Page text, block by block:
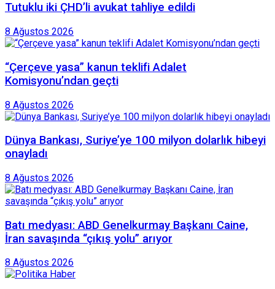
Tutuklu iki ÇHD’li avukat tahliye edildi
8 Ağustos 2026
“Çerçeve yasa” kanun teklifi Adalet
Komisyonu’ndan geçti
8 Ağustos 2026
Dünya Bankası, Suriye’ye 100 milyon dolarlık hibeyi
onayladı
8 Ağustos 2026
Batı medyası: ABD Genelkurmay Başkanı Caine,
İran savaşında “çıkış yolu” arıyor
8 Ağustos 2026